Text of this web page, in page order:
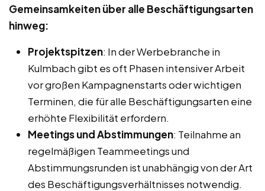
Gemeinsamkeiten über alle Beschäftigungsarten
hinweg:
Projektspitzen: In der Werbebranche in
Kulmbach gibt es oft Phasen intensiver Arbeit
vor großen Kampagnenstarts oder wichtigen
Terminen, die für alle Beschäftigungsarten eine
erhöhte Flexibilität erfordern.
Meetings und Abstimmungen: Teilnahme an
regelmäßigen Teammeetings und
Abstimmungsrunden ist unabhängig von der Art
des Beschäftigungsverhältnisses notwendig.